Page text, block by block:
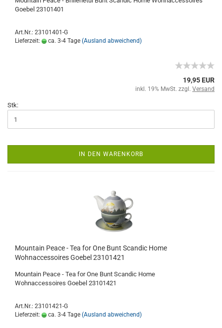
Goebel 23101401
Art.Nr.: 23101401-G
Lieferzeit:
ca. 3-4 Tage (Ausland abweichend)
19,95 EUR
inkl. 19% MwSt. zzgl. Versand
Stk:
IN DEN WARENKORB
Mountain Peace - Tea for One Bunt Scandic Home
Wohnaccessoires Goebel 23101421
Mountain Peace - Tea for One Bunt Scandic Home
Wohnaccessoires Goebel 23101421
Art.Nr.: 23101421-G
Lieferzeit:
ca. 3-4 Tage (Ausland abweichend)